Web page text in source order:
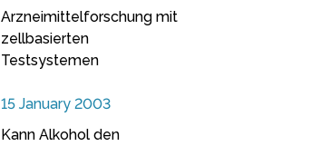
Arzneimittelforschung mit
zellbasierten
Testsystemen
15 January 2003
Kann Alkohol den